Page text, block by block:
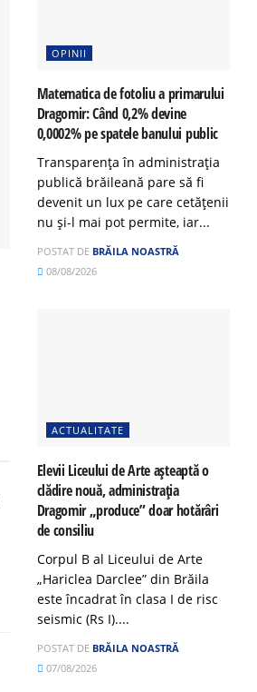
OPINII
Matematica de fotoliu a primarului
Dragomir: Când 0,2% devine
0,0002% pe spatele banului public
Transparența în administrația
publică brăileană pare să fi
devenit un lux pe care cetățenii
nu și-l mai pot permite, iar...
POSTAT DE BRĂILA NOASTRĂ
08/08/2026
ACTUALITATE
Elevii Liceului de Arte așteaptă o
clădire nouă, administrația
Dragomir „produce” doar hotărâri
de consiliu
Corpul B al Liceului de Arte
„Hariclea Darclee” din Brăila
este încadrat în clasa I de risc
seismic (Rs I)....
POSTAT DE BRĂILA NOASTRĂ
07/08/2026